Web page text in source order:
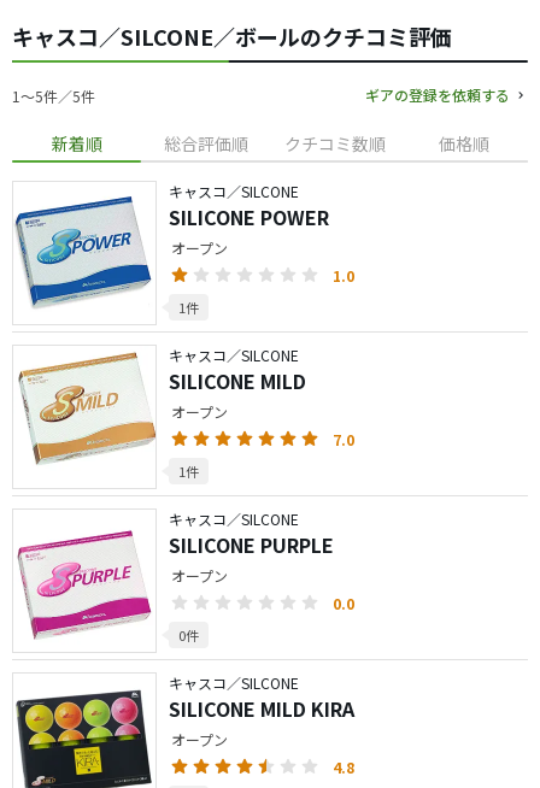
キャスコ／SILCONE／ボールのクチコミ評価
1〜5件／5件 ギアの登録を依頼する
新着順 総合評価順 クチコミ数順 価格順
キャスコ／SILCONE
SILICONE POWER
オープン
1.0
1件
キャスコ／SILCONE
SILICONE MILD
オープン
7.0
1件
キャスコ／SILCONE
SILICONE PURPLE
オープン
0.0
0件
キャスコ／SILCONE
SILICONE MILD KIRA
オープン
4.8